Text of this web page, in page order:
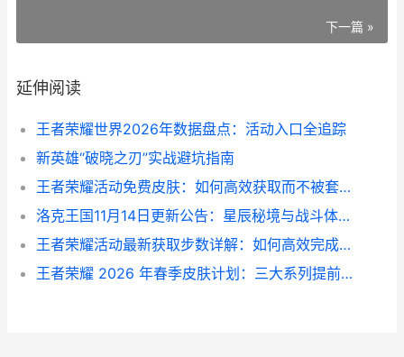
下一篇 »
延伸阅读
王者荣耀世界2026年数据盘点：活动入口全追踪
新英雄“破晓之刃”实战避坑指南
王者荣耀活动免费皮肤：如何高效获取而不被套路
洛克王国11月14日更新公告：星辰秘境与战斗体系深度调整
王者荣耀活动最新获取步数详解：如何高效完成任务
王者荣耀 2026 年春季皮肤计划：三大系列提前解析